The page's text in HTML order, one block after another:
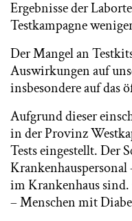
Ergebnisse der
Testkampagne
Der Mangel an
Auswirkungen auf
insbesondere auf das
Aufgrund dieser
in der Provinz
Tests eingestellt. Der
im Krankenhaus
– Menschen mit